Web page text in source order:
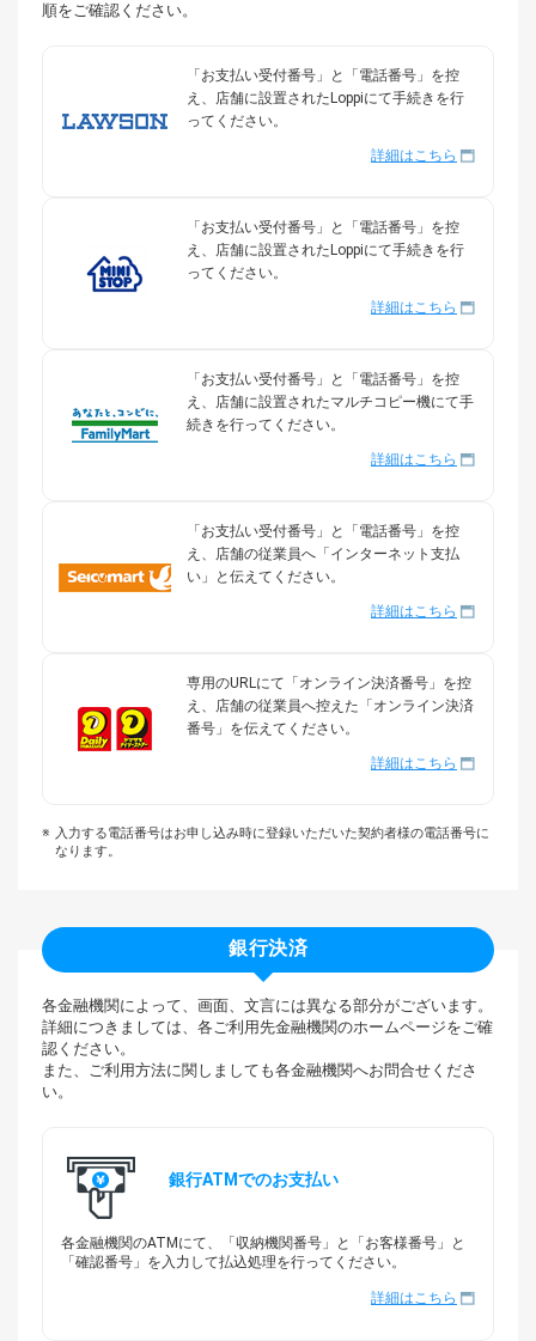
順をご確認ください。
「お支払い受付番号」と「電話番号」を控
え、店舗に設置されたLoppiにて手続きを行
ってください。
詳細はこちら
「お支払い受付番号」と「電話番号」を控
え、店舗に設置されたLoppiにて手続きを行
ってください。
詳細はこちら
「お支払い受付番号」と「電話番号」を控
え、店舗に設置されたマルチコピー機にて手
続きを行ってください。
詳細はこちら
「お支払い受付番号」と「電話番号」を控
え、店舗の従業員へ「インターネット支払
い」と伝えてください。
詳細はこちら
専用のURLにて「オンライン決済番号」を控
え、店舗の従業員へ控えた「オンライン決済
番号」を伝えてください。
詳細はこちら
入力する電話番号はお申し込み時に登録いただいた契約者様の電話番号に
なります。
銀行決済
各金融機関によって、画面、文言には異なる部分がございます。
詳細につきましては、各ご利用先金融機関のホームページをご確
認ください。
また、ご利用方法に関しましても各金融機関へお問合せくださ
い。
銀行ATMでのお支払い
各金融機関のATMにて、「収納機関番号」と「お客様番号」と
「確認番号」を入力して払込処理を行ってください。
詳細はこちら